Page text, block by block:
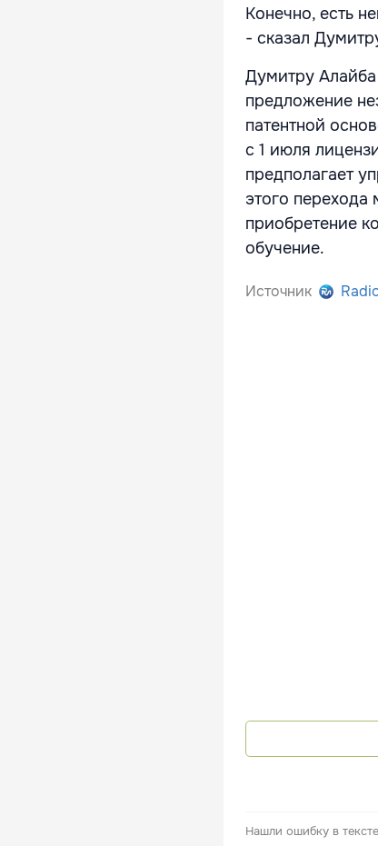
Конечно, есть
- сказал
Думитру
предложение
патентной
с 1 июля
предполагает
этого перехода
приобретение
обучение.
Источник
Нашли ошибку в